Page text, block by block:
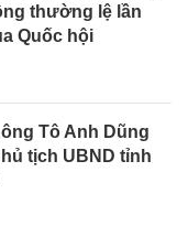
thường lệ lần
Quốc hội
Tô Anh Dũng
tịch UBND tỉnh